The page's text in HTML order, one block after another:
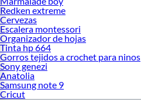
Redken extreme
Cervezas
Escalera montessori
Organizador de hojas
Tinta hp 664
Gorros tejidos a crochet para ninos
Sony genezi
Anatolia
Samsung note 9
Cricut